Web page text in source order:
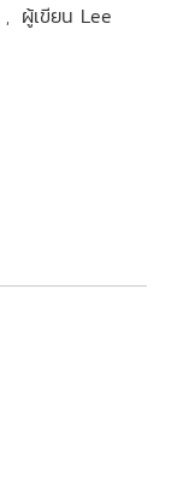
, ผู้เขียน Lee